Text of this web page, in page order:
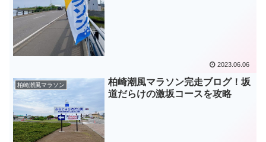
2023.06.06
柏崎潮風マラソン
柏崎潮風マラソン完走ブログ！坂
道だらけの激坂コースを攻略